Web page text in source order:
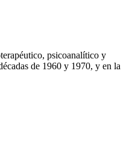
psicoanalítico y
de 1960 y 1970, y en la